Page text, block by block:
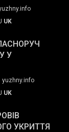
UK
У
yuzhny.info
UK
УКРИТТЯ